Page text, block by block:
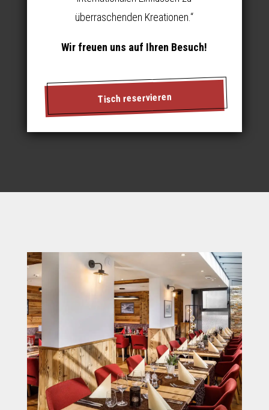
überraschenden Kreationen.“
Wir freuen uns auf Ihren Besuch!
Tisch reservieren